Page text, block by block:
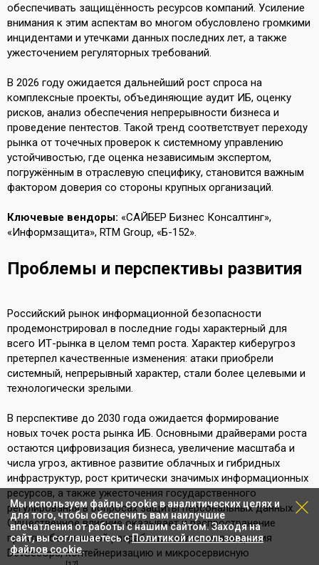
обеспечивать защищённость ресурсов компаний. Усиление
внимания к этим аспектам во многом обусловлено громкими
инцидентами и утечками данных последних лет, а также
ужесточением регуляторных требований.
В 2026 году ожидается дальнейший рост спроса на
комплексные проекты, объединяющие аудит ИБ, оценку
рисков, анализ обеспечения непрерывности бизнеса и
проведение пентестов. Такой тренд соответствует переходу
рынка от точечных проверок к системному управлению
устойчивостью, где оценка независимым экспертом,
погружённым в отраслевую специфику, становится важным
фактором доверия со стороны крупных организаций.
Ключевые вендоры: «САЙБЕР Бизнес Консалтинг»,
«Информзащита», RTM Group, «Б-152».
Проблемы и перспективы развития
Российский рынок информационной безопасности
продемонстрировал в последние годы характерный для
всего ИТ-рынка в целом темп роста. Характер киберугроз
претерпел качественные изменения: атаки приобрели
системный, непрерывный характер, стали более целевыми и
технологически зрелыми.
В перспективе до 2030 года ожидается формирование
новых точек роста рынка ИБ. Основными драйверами роста
остаются цифровизация бизнеса, увеличение масштаба и
числа угроз, активное развитие облачных и гибридных
инфраструктур, рост критически значимых информационных
ресурсов, а также ужесточения государственного
регулирования в вопросах защиты персональных данных.
Существенное влияние оказывает и распространение
практик безопасной разработки, включая внедрения
DevSecOps, контейнеризацию и микросервисную
Мы используем файлы cookie в аналитических целях и
для того, чтобы обеспечить вам наилучшие
впечатления от работы с нашим сайтом. Заходя на
сайт, вы соглашаетесь сПолитикой использования
файлов cookie.